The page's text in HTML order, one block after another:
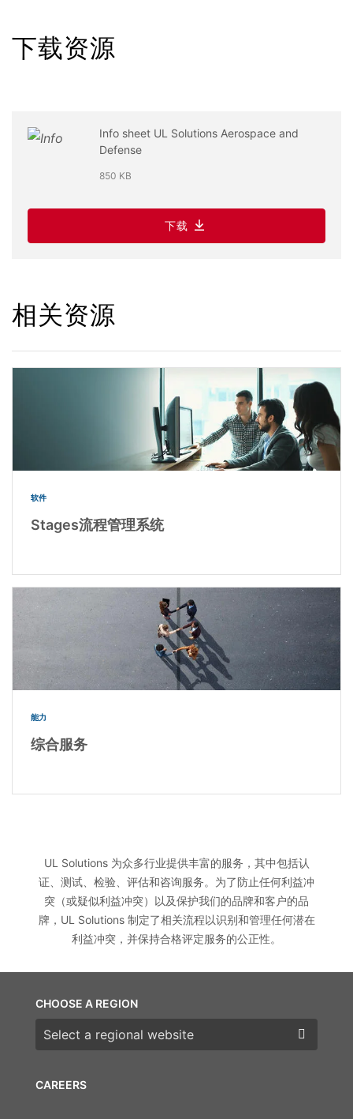
下载资源
Info sheet UL Solutions Aerospace and
Defense
850 KB
下载
相关资源
软件
Stages流程管理系统
能力
综合服务
UL Solutions 为众多行业提供丰富的服务，其中包括认
证、测试、检验、评估和咨询服务。为了防止任何利益冲
突（或疑似利益冲突）以及保护我们的品牌和客户的品
牌，UL Solutions 制定了相关流程以识别和管理任何潜在
利益冲突，并保持合格评定服务的公正性。
CAREERS
CHOOSE A REGION
Choose a region